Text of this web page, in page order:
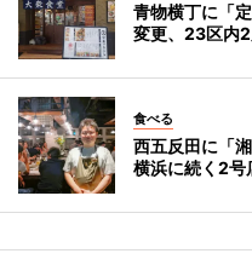
青物横丁に「
変更、23区内2
食べる
西五反田に「
横浜に続く2号